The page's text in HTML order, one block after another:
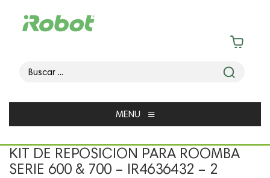
MENU ≡
KIT DE REPOSICION PARA ROOMBA
SERIE 600 & 700 – IR4636432 – 2